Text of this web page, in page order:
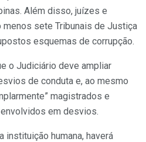
Além disso, juízes e
sete Tribunais de Justiça
esquemas de corrupção.
o Judiciário deve ampliar
de conduta e, ao mesmo
magistrados e
em desvios.
instituição humana, haverá